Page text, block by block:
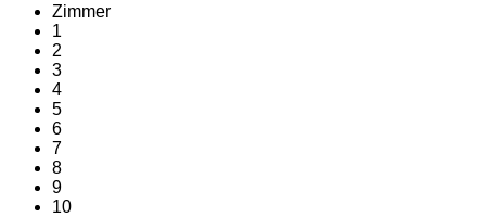
Zimmer
1
2
3
4
5
6
7
8
9
10